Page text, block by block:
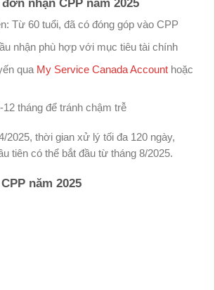
nhận CPP năm 2025
Từ 60 tuổi, đã có đóng góp vào CPP
nhận phù hợp với mục tiêu tài chính
qua My Service Canada Accounthoặc
tháng để tránh chậm trễ
2025, thời gian xử lý tối đa 120 ngày,
tiên có thể bắt đầu từ tháng 8/2025.
năm 2025